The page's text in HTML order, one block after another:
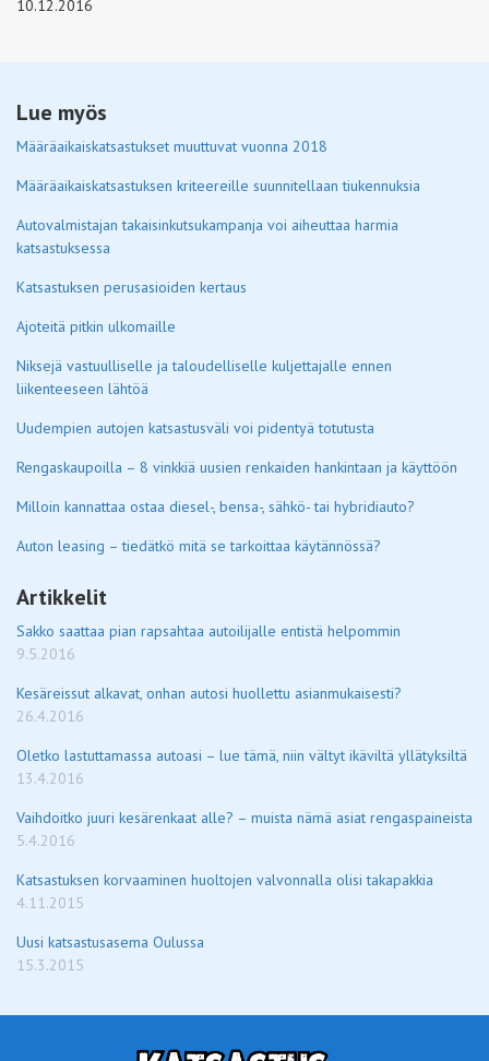
10.12.2016
Lue myös
Määräaikaiskatsastukset muuttuvat vuonna 2018
Määräaikaiskatsastuksen kriteereille suunnitellaan tiukennuksia
Autovalmistajan takaisinkutsukampanja voi aiheuttaa harmia
katsastuksessa
Katsastuksen perusasioiden kertaus
Ajoteitä pitkin ulkomaille
Niksejä vastuulliselle ja taloudelliselle kuljettajalle ennen
liikenteeseen lähtöä
Uudempien autojen katsastusväli voi pidentyä totutusta
Rengaskaupoilla – 8 vinkkiä uusien renkaiden hankintaan ja käyttöön
Milloin kannattaa ostaa diesel-, bensa-, sähkö- tai hybridiauto?
Auton leasing – tiedätkö mitä se tarkoittaa käytännössä?
Artikkelit
Sakko saattaa pian rapsahtaa autoilijalle entistä helpommin
9.5.2016
Kesäreissut alkavat, onhan autosi huollettu asianmukaisesti?
26.4.2016
Oletko lastuttamassa autoasi – lue tämä, niin vältyt ikäviltä yllätyksiltä
13.4.2016
Vaihdoitko juuri kesärenkaat alle? – muista nämä asiat rengaspaineista
5.4.2016
Katsastuksen korvaaminen huoltojen valvonnalla olisi takapakkia
4.11.2015
Uusi katsastusasema Oulussa
15.3.2015